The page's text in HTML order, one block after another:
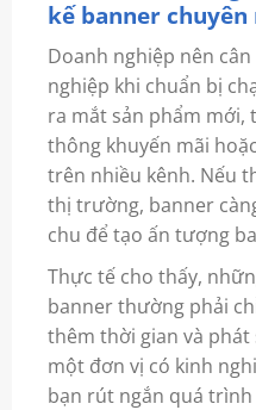
kế banner chuyên
Doanh nghiệp nên
nghiệp khi chuẩn bị
ra mắt sản phẩm mới,
thông khuyến mãi
trên nhiều kênh. Nếu
thị trường, banner
chu để tạo ấn tượng
Thực tế cho thấy,
banner thường phải
thêm thời gian và phát
một đơn vị có kinh
bạn rút ngắn quá